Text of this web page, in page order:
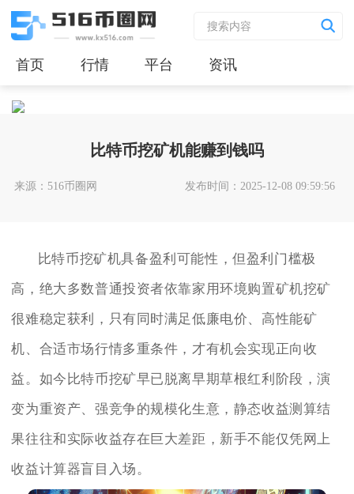
首页 行情 平台 资讯
比特币挖矿机能赚到钱吗
来源：516币圈网 发布时间：2025-12-08 09:59:56
比特币挖矿机具备盈利可能性，但盈利门槛极
高，绝大多数普通投资者依靠家用环境购置矿机挖矿
很难稳定获利，只有同时满足低廉电价、高性能矿
机、合适市场行情多重条件，才有机会实现正向收
益。如今比特币挖矿早已脱离早期草根红利阶段，演
变为重资产、强竞争的规模化生意，静态收益测算结
果往往和实际收益存在巨大差距，新手不能仅凭网上
收益计算器盲目入场。